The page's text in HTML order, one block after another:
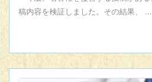
稿内容を検証しました。その結果、 ...